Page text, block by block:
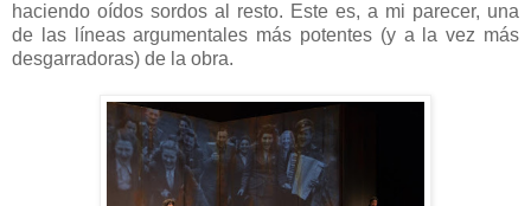
haciendo oídos sordos al resto. Este es, a mi parecer, una
de las líneas argumentales más potentes (y a la vez más
desgarradoras) de la obra.